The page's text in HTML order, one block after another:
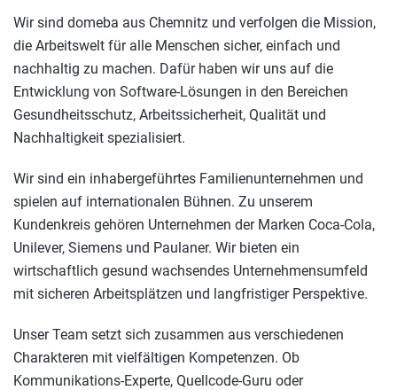
Wir sind domeba aus Chemnitz und verfolgen die Mission,
die Arbeitswelt für alle Menschen sicher, einfach und
nachhaltig zu machen. Dafür haben wir uns auf die
Entwicklung von Software-Lösungen in den Bereichen
Gesundheitsschutz, Arbeitssicherheit, Qualität und
Nachhaltigkeit spezialisiert.
Wir sind ein inhabergeführtes Familienunternehmen und
spielen auf internationalen Bühnen. Zu unserem
Kundenkreis gehören Unternehmen der Marken Coca-Cola,
Unilever, Siemens und Paulaner. Wir bieten ein
wirtschaftlich gesund wachsendes Unternehmensumfeld
mit sicheren Arbeitsplätzen und langfristiger Perspektive.
Unser Team setzt sich zusammen aus verschiedenen
Charakteren mit vielfältigen Kompetenzen. Ob
Kommunikations-Experte, Quellcode-Guru oder